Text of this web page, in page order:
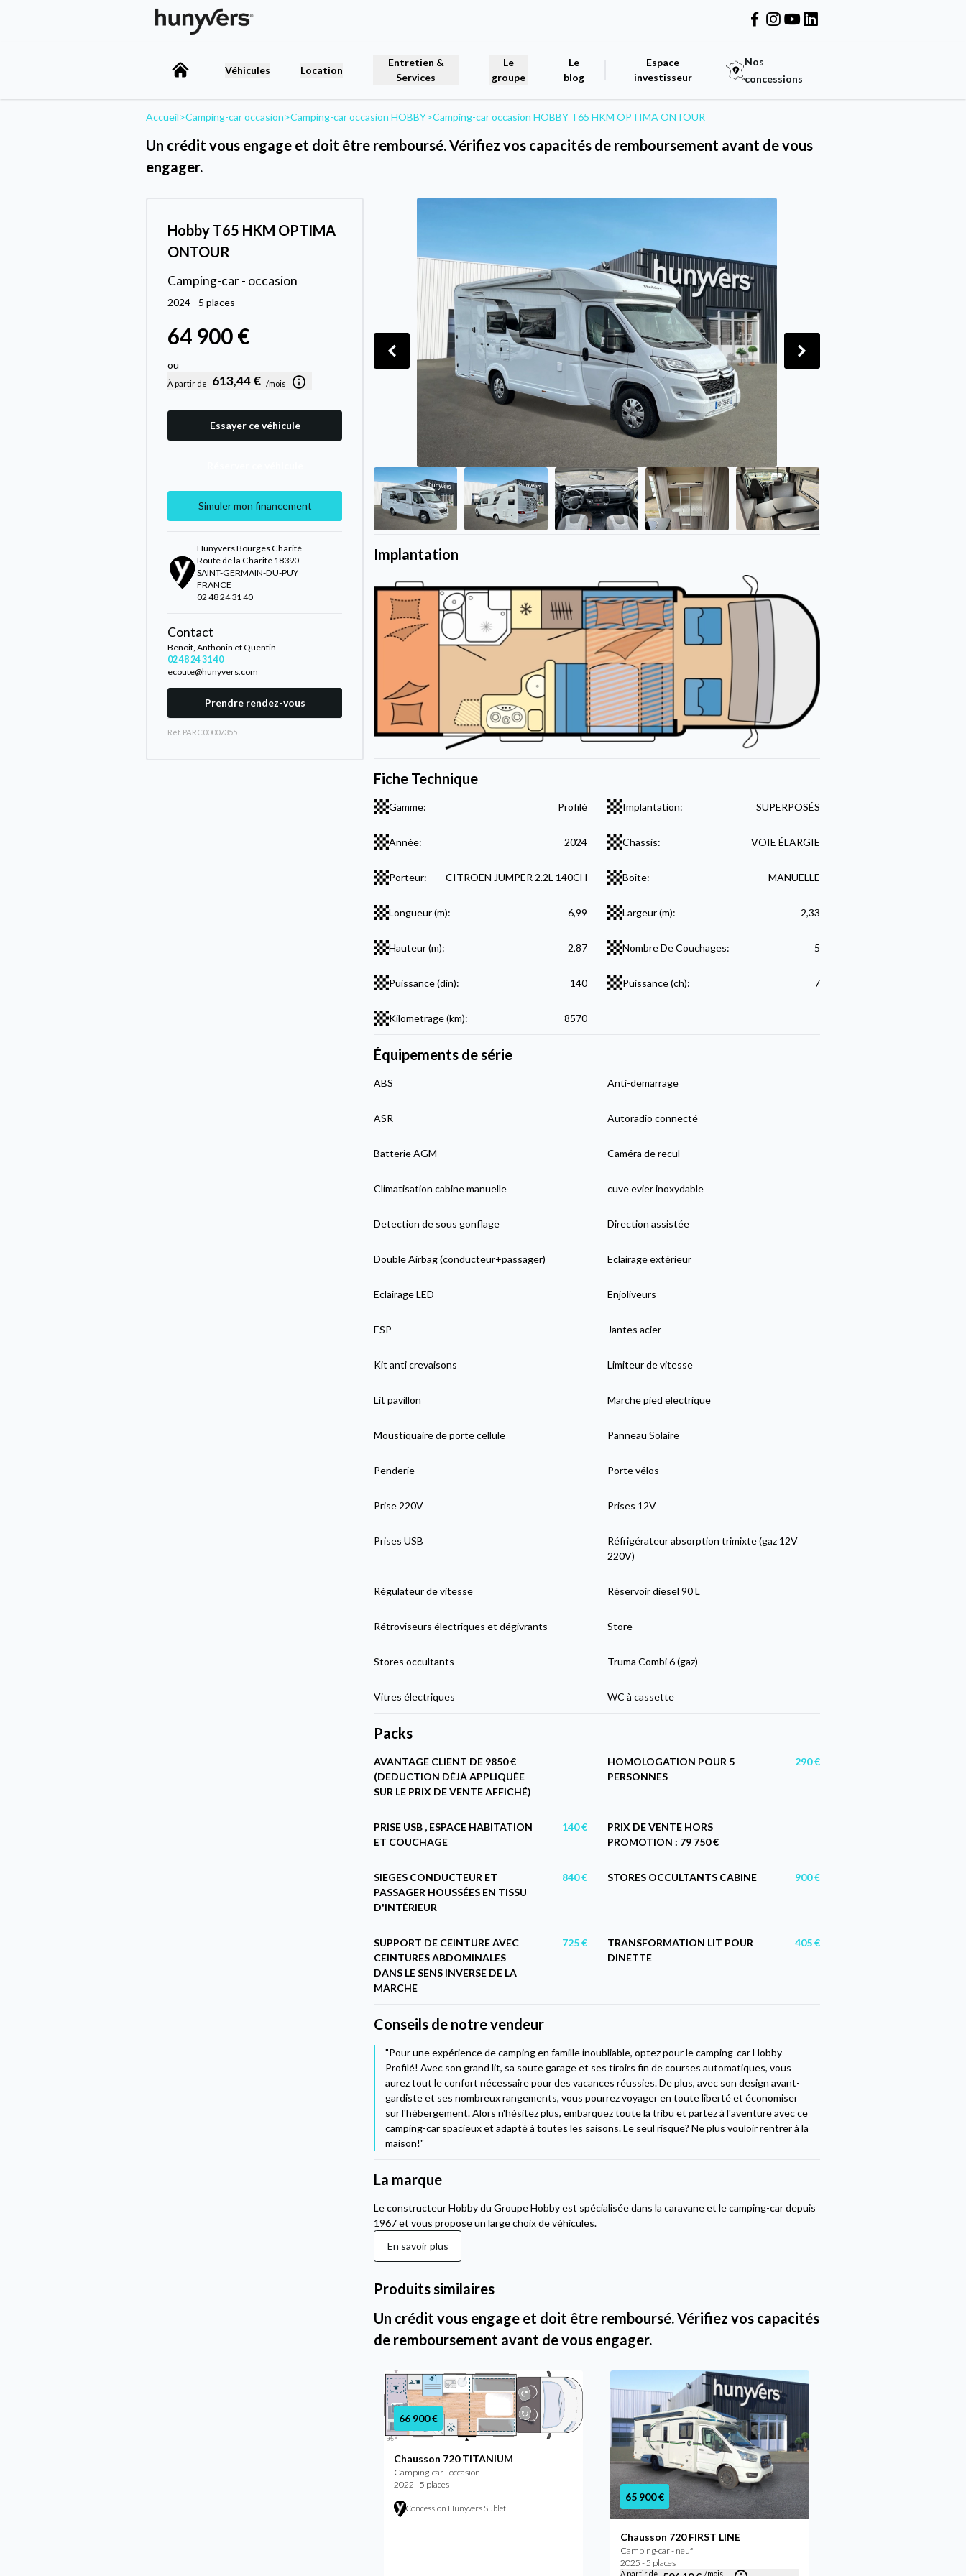
Véhicules Location
Entretien &
Services
Le
groupe
Le
blog
Espace
investisseur
Nos
concessions
Accueil>Camping-car occasion>Camping-car occasion HOBBY>Camping-car occasion HOBBY T65 HKM OPTIMA ONTOUR
Un crédit vous engage et doit être remboursé. Vérifiez vos capacités de remboursement avant de vous
engager.
Hobby T65 HKM OPTIMA
ONTOUR
Camping-car - occasion
2024 - 5 places
64 900 €
ou
À partir de 613,44 € /mois
Essayer ce véhicule
Simuler mon financement
Hunyvers Bourges Charité
Route de la Charité 18390
SAINT-GERMAIN-DU-PUY
FRANCE
02 48 24 31 40
Contact
Benoit, Anthonin et Quentin
02 48 24 31 40
ecoute@hunyvers.com
Prendre rendez-vous
Rèf. PARC00007355
Implantation
Fiche Technique
Gamme: Profilé Implantation: SUPERPOSÉS
Année: 2024 Chassis: VOIE ÉLARGIE
Porteur: CITROEN JUMPER 2.2L 140CH Boîte: MANUELLE
Longueur (m): 6,99 Largeur (m): 2,33
Hauteur (m): 2,87 Nombre De Couchages: 5
Puissance (din): 140 Puissance (ch): 7
Kilometrage (km): 8570
Équipements de série
ABS Anti-demarrage
ASR Autoradio connecté
Batterie AGM Caméra de recul
Climatisation cabine manuelle cuve evier inoxydable
Detection de sous gonflage Direction assistée
Double Airbag (conducteur+passager) Eclairage extérieur
Eclairage LED Enjoliveurs
ESP Jantes acier
Kit anti crevaisons Limiteur de vitesse
Lit pavillon Marche pied electrique
Moustiquaire de porte cellule Panneau Solaire
Penderie Porte vélos
Prise 220V Prises 12V
Prises USB
Réfrigérateur absorption trimixte (gaz 12V
220V)
Régulateur de vitesse Réservoir diesel 90 L
Rétroviseurs électriques et dégivrants Store
Stores occultants Truma Combi 6 (gaz)
Vitres électriques WC à cassette
Packs
AVANTAGE CLIENT DE 9850 €
(DEDUCTION DÉJÀ APPLIQUÉE
SUR LE PRIX DE VENTE AFFICHÉ)
HOMOLOGATION POUR 5
PERSONNES
290 €
PRISE USB , ESPACE HABITATION
ET COUCHAGE
140 €
PRIX DE VENTE HORS
PROMOTION : 79 750 €
SIEGES CONDUCTEUR ET
PASSAGER HOUSSÉES EN TISSU
D'INTÉRIEUR
840 € STORES OCCULTANTS CABINE 900 €
SUPPORT DE CEINTURE AVEC
CEINTURES ABDOMINALES
DANS LE SENS INVERSE DE LA
MARCHE
725 €
TRANSFORMATION LIT POUR
DINETTE
405 €
Conseils de notre vendeur
"Pour une expérience de camping en famille inoubliable, optez pour le camping-car Hobby
Profilé! Avec son grand lit, sa soute garage et ses tiroirs fin de courses automatiques, vous
aurez tout le confort nécessaire pour des vacances réussies. De plus, avec son design avant-
gardiste et ses nombreux rangements, vous pourrez voyager en toute liberté et économiser
sur l'hébergement. Alors n'hésitez plus, embarquez toute la tribu et partez à l'aventure avec ce
camping-car spacieux et adapté à toutes les saisons. Le seul risque? Ne plus vouloir rentrer à la
maison!"
La marque
Le constructeur Hobby du Groupe Hobby est spécialisée dans la caravane et le camping-car depuis
1967 et vous propose un large choix de véhicules.
En savoir plus
Produits similaires
Un crédit vous engage et doit être remboursé. Vérifiez vos capacités
de remboursement avant de vous engager.
66 900 €
Chausson 720 TITANIUM
Camping-car - occasion
2022 - 5 places
Concession Hunyvers Sublet
65 900 €
Chausson 720 FIRST LINE
Camping-car - neuf
2025 - 5 places
À partir de /mois